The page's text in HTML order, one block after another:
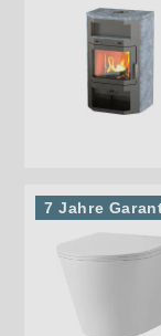
7 Jahre